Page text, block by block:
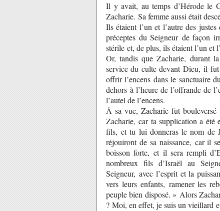
Il y avait, au temps d’Hérode le
Zacharie. Sa femme aussi était
Ils étaient l’un et l’autre des
préceptes du Seigneur de façon
stérile et, de plus, ils étaient l’un et
Or, tandis que Zacharie, durant
service du culte devant Dieu, il fut
offrir l’encens dans le sanctuaire
dehors à l’heure de l’offrande de
l’autel de l’encens.
À sa vue, Zacharie fut
Zacharie, car ta supplication a été
fils, et tu lui donneras le nom de
réjouiront de sa naissance, car il
boisson forte, et il sera rempli
nombreux fils d’Israël au
Seigneur, avec l’esprit et la
vers leurs enfants, ramener les
peuple bien disposé. » Alors
? Moi, en effet, je suis un vieillard